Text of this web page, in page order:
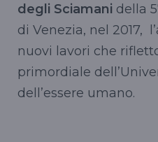
degli Sciamani della
di Venezia, nel 2017,
nuovi lavori che
primordiale
dell’essere umano.